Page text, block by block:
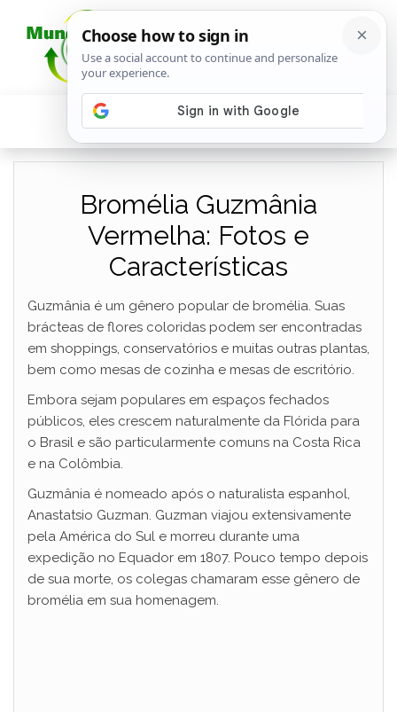
Bromélia Guzmânia
Vermelha: Fotos e
Características
Guzmânia é um gênero popular de bromélia. Suas
brácteas de flores coloridas podem ser encontradas
em shoppings, conservatórios e muitas outras plantas,
bem como mesas de cozinha e mesas de escritório.
Embora sejam populares em espaços fechados
públicos, eles crescem naturalmente da Flórida para
o Brasil e são particularmente comuns na Costa Rica
e na Colômbia.
Guzmânia é nomeado após o naturalista espanhol,
Anastatsio Guzman. Guzman viajou extensivamente
pela América do Sul e morreu durante uma
expedição no Equador em 1807. Pouco tempo depois
de sua morte, os colegas chamaram esse gênero de
bromélia em sua homenagem.